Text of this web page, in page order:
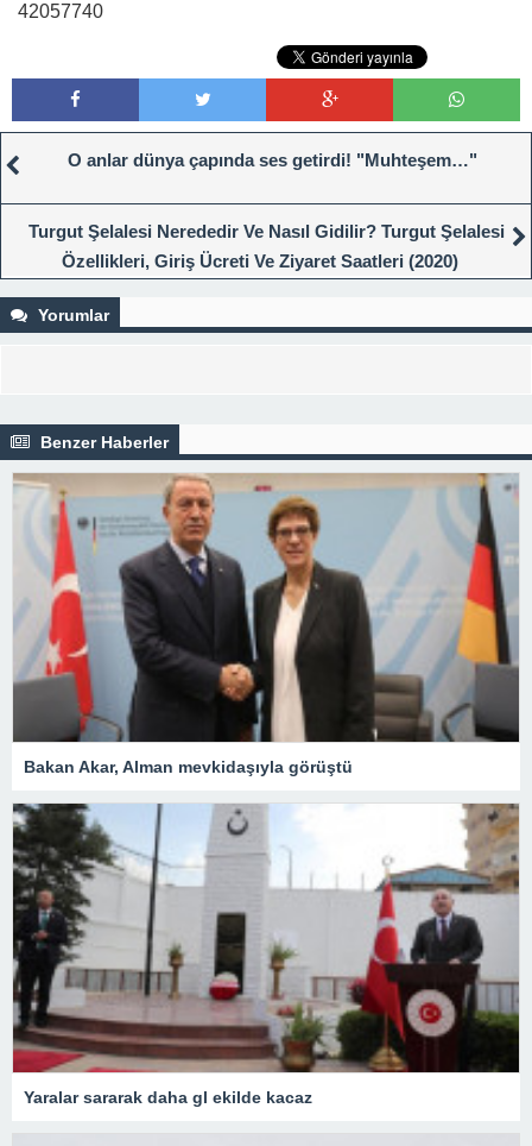
42057740
O anlar dünya çapında ses getirdi! "Muhteşem…"
Turgut Şelalesi Nerededir Ve Nasıl Gidilir? Turgut Şelalesi
Özellikleri, Giriş Ücreti Ve Ziyaret Saatleri (2020)
Yorumlar
Benzer Haberler
Bakan Akar, Alman mevkidaşıyla görüştü
Yaralar sararak daha gl ekilde kacaz